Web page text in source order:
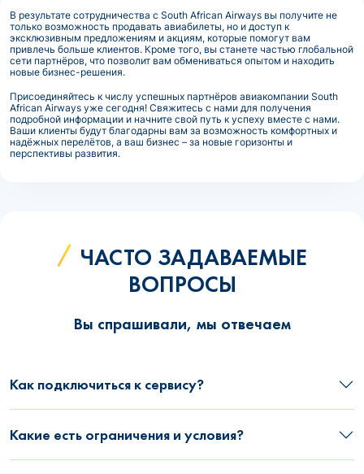
В результате сотрудничества с South African Airways вы получите не
только возможность продавать авиабилеты, но и доступ к
эксклюзивным предложениям и акциям, которые помогут вам
привлечь больше клиентов. Кроме того, вы станете частью глобальной
сети партнёров, что позволит вам обмениваться опытом и находить
новые бизнес-решения.
Присоединяйтесь к числу успешных партнёров авиакомпании South
African Airways уже сегодня! Свяжитесь с нами для получения
подробной информации и начните свой путь к успеху вместе с нами.
Ваши клиенты будут благодарны вам за возможность комфортных и
надёжных перелётов, а ваш бизнес – за новые горизонты и
перспективы развития.
ЧАСТО ЗАДАВАЕМЫЕ
ВОПРОСЫ
Вы спрашивали, мы отвечаем
Как подключиться к сервису?
Какие есть ограничения и условия?